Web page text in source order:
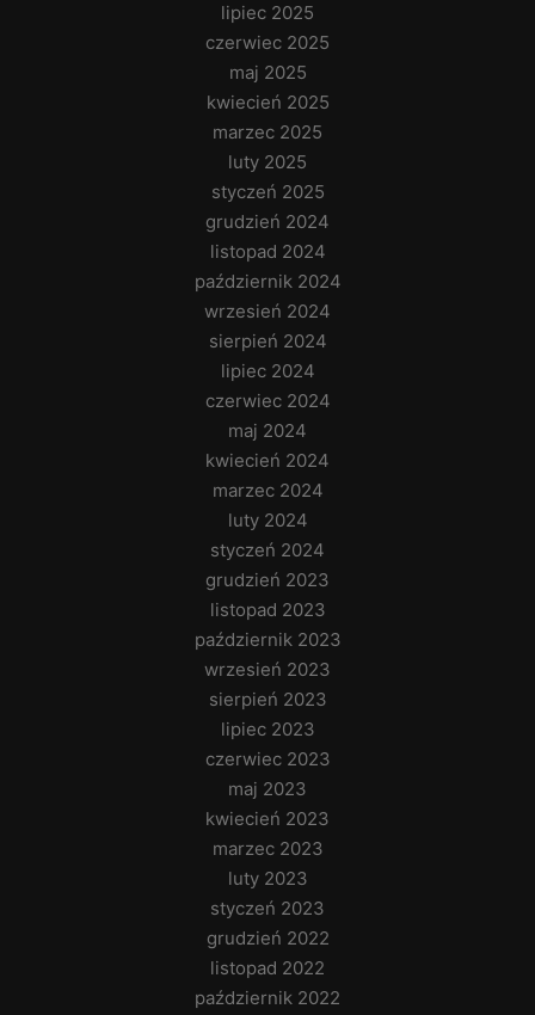
lipiec 2025
czerwiec 2025
maj 2025
kwiecień 2025
marzec 2025
luty 2025
styczeń 2025
grudzień 2024
listopad 2024
październik 2024
wrzesień 2024
sierpień 2024
lipiec 2024
czerwiec 2024
maj 2024
kwiecień 2024
marzec 2024
luty 2024
styczeń 2024
grudzień 2023
listopad 2023
październik 2023
wrzesień 2023
sierpień 2023
lipiec 2023
czerwiec 2023
maj 2023
kwiecień 2023
marzec 2023
luty 2023
styczeń 2023
grudzień 2022
listopad 2022
październik 2022